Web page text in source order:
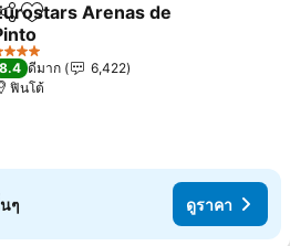
ร์ เพิ่มในรายการโปรด
Arenas de
ดาว
8.4 ดีมาก
6,422
ฟินโต้
ๆ ดูราคา